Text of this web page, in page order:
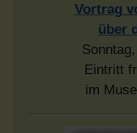
Vortrag
über
Eintritt
im